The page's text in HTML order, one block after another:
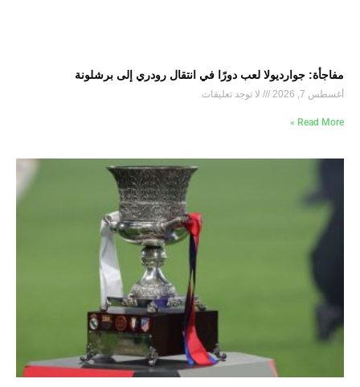
مفاجأة: جوارديولا لعب دورًا في انتقال رودري إلى برشلونة
أغسطس 7, 2026 لا توجد تعليقات
Read More »